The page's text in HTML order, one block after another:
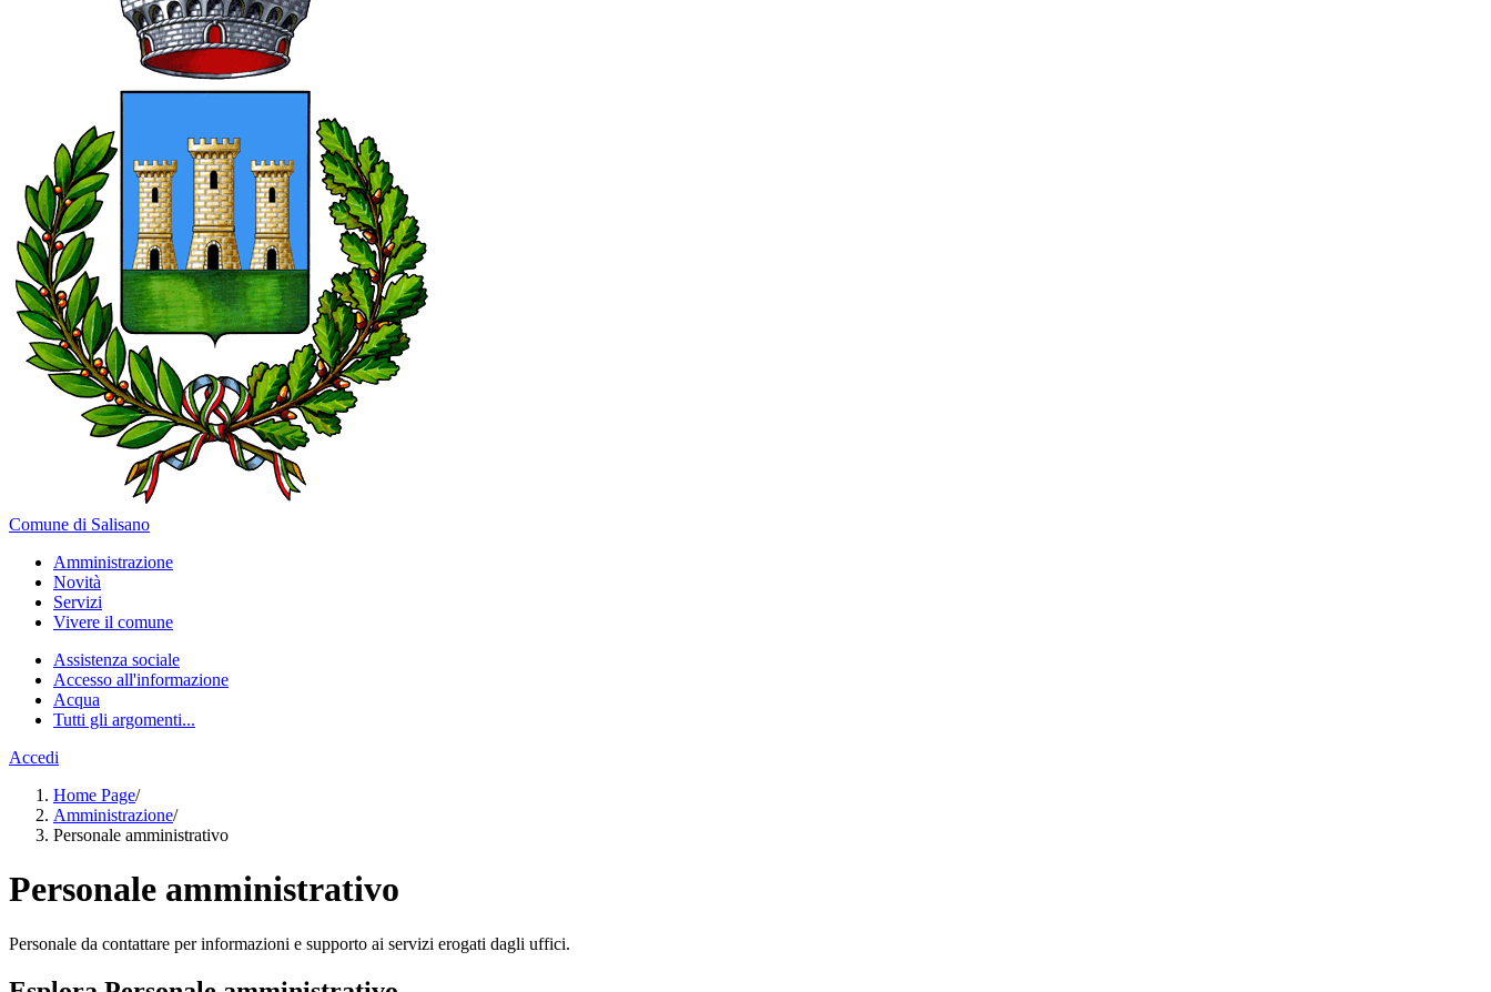
Comune di Salisano
Amministrazione
Novità
Servizi
Vivere il comune
Assistenza sociale
Accesso all'informazione
Acqua
Tutti gli argomenti...
Accedi
Home Page/
Amministrazione/
Personale amministrativo
Personale amministrativo
Personale da contattare per informazioni e supporto ai servizi erogati dagli uffici.